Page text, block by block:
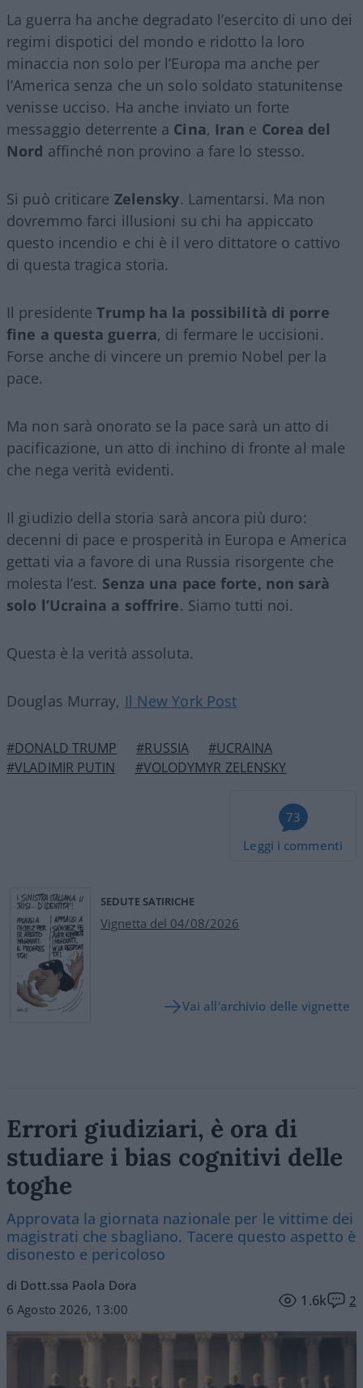
La guerra ha anche degradato l’esercito di uno dei
regimi dispotici del mondo e ridotto la loro
minaccia non solo per l’Europa ma anche per
l’America senza che un solo soldato statunitense
venisse ucciso. Ha anche inviato un forte
messaggio deterrente a Cina, Iran e Corea del
Nord affinché non provino a fare lo stesso.
Si può criticare Zelensky. Lamentarsi. Ma non
dovremmo farci illusioni su chi ha appiccato
questo incendio e chi è il vero dittatore o cattivo
di questa tragica storia.
Il presidenteTrump ha la possibilità di porre
fine a questa guerra, di fermare le uccisioni.
Forse anche di vincere un premio Nobel per la
pace.
Ma non sarà onorato se la pace sarà un atto di
pacificazione, un atto di inchino di fronte al male
che nega verità evidenti.
Il giudizio della storia sarà ancora più duro:
decenni di pace e prosperità in Europa e America
gettati via a favore di una Russia risorgente che
molesta l’est. Senza una pace forte, non sarà
solo l’Ucraina a soffrire. Siamo tutti noi.
Questa è la verità assoluta.
Douglas Murray, Il New York Post
#DONALD TRUMP #RUSSIA
#UCRAINA
#VLADIMIR PUTIN
#VOLODYMYR ZELENSKY
73
Leggi i commenti
SEDUTE SATIRICHE
Vignetta del 04/08/2026
Vai all'archivio delle vignette
Errori giudiziari, è ora di
studiare i bias cognitivi delle
toghe
Approvata la giornata nazionale per le vittime dei
magistrati che sbagliano. Tacere questo aspetto è
disonesto e pericoloso
di Dott.ssa Paola Dora
6 Agosto 2026, 13:00
1.6k 2